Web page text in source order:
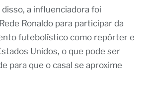
a influenciadora foi
Ronaldo para participar da
futebolístico como repórter e
Unidos, o que pode ser
para que o casal se aproxime